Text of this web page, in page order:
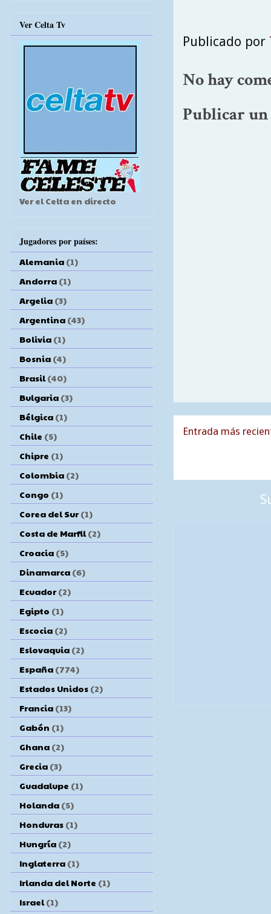
Publicado por
No hay
Publicar
Entrada más
Ver Celta Tv
Ver el Celta en directo
Jugadores por países:
Alemania (1)
Andorra (1)
Argelia (3)
Argentina (43)
Bolivia (1)
Bosnia (4)
Brasil (40)
Bulgaria (3)
Bélgica (1)
Chile (5)
Chipre (1)
Colombia (2)
Congo (1)
Corea del Sur (1)
Costa de Marfil (2)
Croacia (5)
Dinamarca (6)
Ecuador (2)
Egipto (1)
Escocia (2)
Eslovaquia (2)
España (774)
Estados Unidos (2)
Francia (13)
Gabón (1)
Ghana (2)
Grecia (3)
Guadalupe (1)
Holanda (5)
Honduras (1)
Hungría (2)
Inglaterra (1)
Irlanda del Norte (1)
Israel (1)